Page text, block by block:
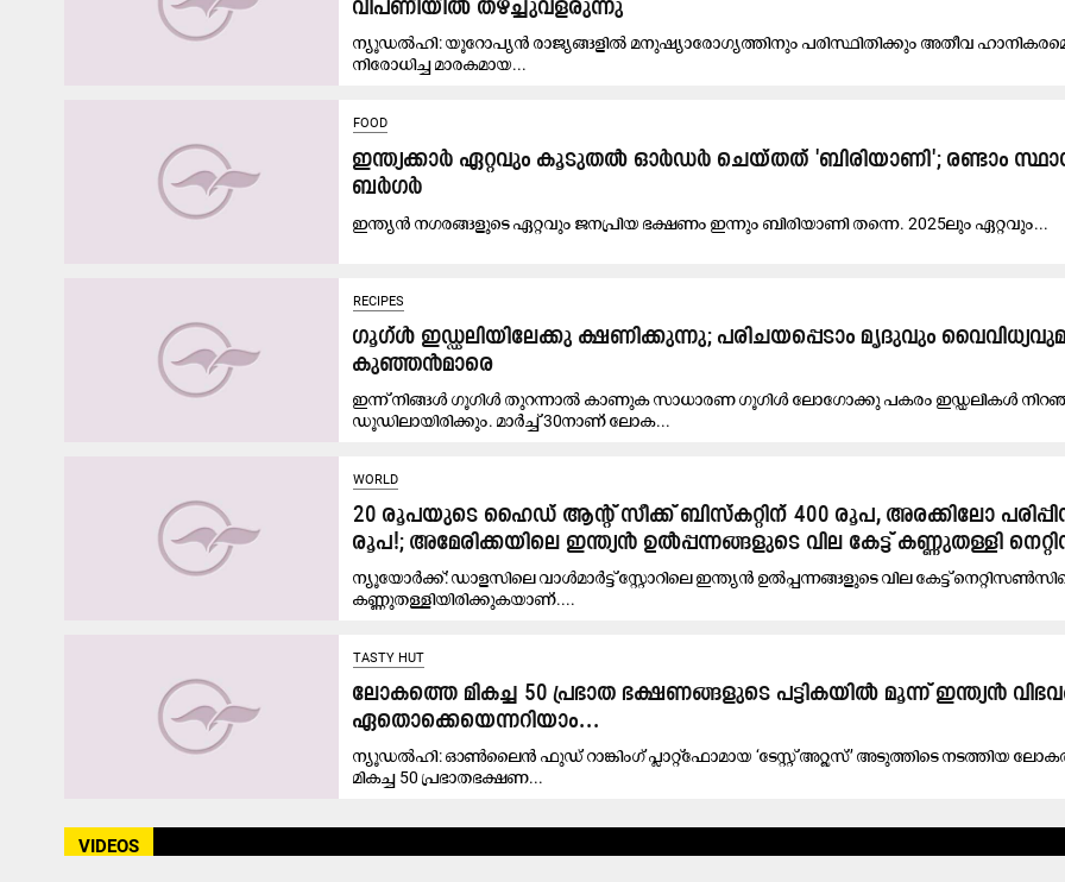
വിപണിയിൽ തഴച്ചുവളരുന്നു
ന്യൂഡൽഹി: യൂറോപ്യൻ രാജ്യങ്ങളിൽ മനുഷ്യാരോഗ്യത്തിനും പരിസ്ഥിതിക്കും അതീവ
നിരോധിച്ച മാരകമായ...
FOOD
ഇന്ത്യക്കാർ ഏറ്റവും കൂടുതൽ ഓർഡർ ചെയ്തത് 'ബിരിയാണി'; രണ്ടാം
ബർഗർ
ഇ​ന്ത്യ​ൻ ന​ഗ​ര​ങ്ങ​ളു​ടെ ഏ​റ്റ​വും ജ​ന​പ്രി​യ ഭ​ക്ഷ​ണം ഇ​ന്നും ബി​രി​യാ​ണി​ ത​ന്നെ. 2025ലും ​ഏ​റ്റ​വും...
RECIPES
ഗൂഗ്ൾ ഇഡ്ഡലിയിലേക്കു ക്ഷണിക്കുന്നു; പരിചയപ്പെടാം മൃദുവും
കുഞ്ഞൻമാരെ
ഇന്ന് നിങ്ങൾ ഗൂഗിൾ തുറന്നാൽ കാണുക സാധാരണ ഗൂഗിൾ ലോഗോക്കു പകരം ഇഡ്ഡലികൾ
ഡൂഡിലായിരിക്കും. മാർച്ച് 30നാണ് ലോക...
WORLD
20 രൂപയുടെ ഹൈഡ് ആന്റ് സീക്ക് ബിസ്കറ്റിന് 400 രൂപ, അരക്കിലോ
രൂപ!; അമേരിക്കയിലെ ഇന്ത്യൻ ഉൽപ്പന്നങ്ങളുടെ വി​ല കേട്ട് കണ്ണുതള്ളി
ന്യൂയോർക്ക്: ഡാളസിലെ വാൾമാർട്ട് സ്റ്റോറിലെ ഇന്ത്യൻ ഉൽപ്പന്നങ്ങളുടെ വില കേട്ട്
കണ്ണുതള്ളിയിരിക്കുകയാണ്....
TASTY HUT
ലോകത്തെ മികച്ച 50 പ്രഭാത ഭക്ഷണങ്ങളുടെ പട്ടികയിൽ മൂന്ന് ഇന്ത്യൻ
ഏതൊക്കെയെന്നറിയാം...
ന്യൂഡൽഹി: ഓൺലൈൻ ഫുഡ് റാങ്കിംഗ് പ്ലാറ്റ്‌ഫോമായ ‘ടേസ്റ്റ് അറ്റ്ലസ്’ അടുത്തിടെ നടത്തിയ
മികച്ച 50 പ്രഭാതഭക്ഷണ...
VIDEOS